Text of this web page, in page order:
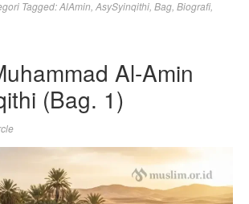
Tagged:AlAmin AsySyinqithi Bag Biografi,
Al-Amin
(Bag. 1)